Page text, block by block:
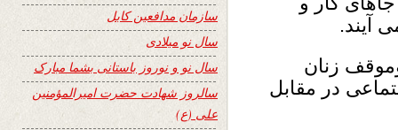
آیند.
زنان
در مقابل
سازمان مدافعین کابل
سال نو میلادی
سال نو و نوروز باستانی بشما مبارک
سالروز شهادت حضرت امیرالمؤمنین
علی (ع)